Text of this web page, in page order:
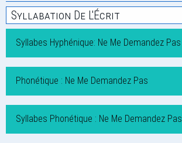
Syllabation De L'Écrit
Syllabes Hyphénique: Ne Me Demandez Pas
Phonétique : Ne Me Demandez Pas
Syllabes Phonétique : Ne Me Demandez Pas